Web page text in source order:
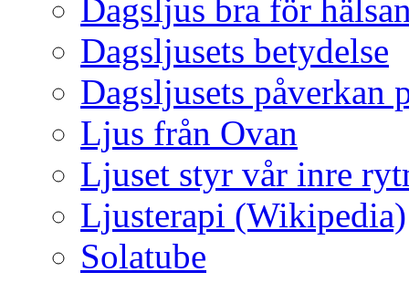
Dagsljus bra för
Dagsljusets betydelse
Dagsljusets påverkan
Ljus från Ovan
Ljuset styr vår inre
Ljusterapi (Wikipedia)
Solatube